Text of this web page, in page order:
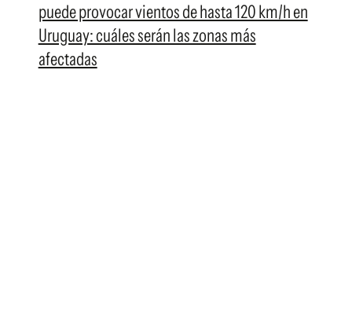
puede provocar vientos de hasta 120 km/h en
Uruguay: cuáles serán las zonas más
afectadas